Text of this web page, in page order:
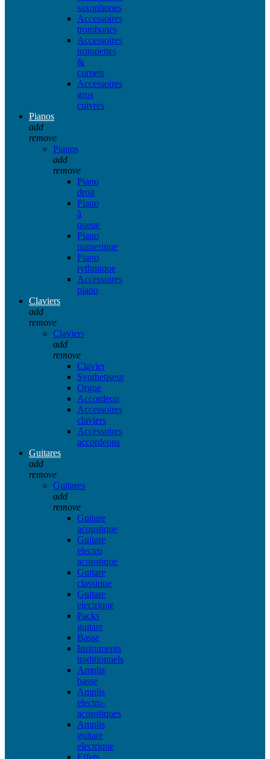
saxophones
Accessoires
trombones
Accessoires
trompettes
&
cornets
Accessoires
gros
cuivres
Pianos
add
remove
Pianos
add
remove
Piano
droit
Piano
à
queue
Piano
numerique
Piano
rythmique
Accessoires
piano
Claviers
add
remove
Claviers
add
remove
Clavier
Synthetiseur
Orgue
Accordeon
Accessoires
claviers
Accessoires
accordeons
Guitares
add
remove
Guitares
add
remove
Guitare
acoustique
Guitare
electro
acoustique
Guitare
classique
Guitare
electrique
Packs
guitare
Basse
Instruments
traditionnels
Amplis
basse
Amplis
electro-
acoustiques
Amplis
guitare
electrique
Effets